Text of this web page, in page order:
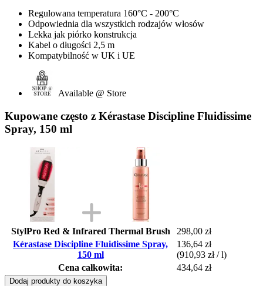
Regulowana temperatura 160°C - 200°C
Odpowiednia dla wszystkich rodzajów włosów
Lekka jak piórko konstrukcja
Kabel o długości 2,5 m
Kompatybilność w UK i UE
Available @ Store
Kupowane często z Kérastase Discipline Fluidissime
Spray, 150 ml
StylPro Red & Infrared Thermal Brush
298,00 zł
Kérastase Discipline Fluidissime Spray,
150 ml
136,64 zł
(910,93 zł / l)
Cena całkowita:
434,64 zł
Dodaj produkty do koszyka